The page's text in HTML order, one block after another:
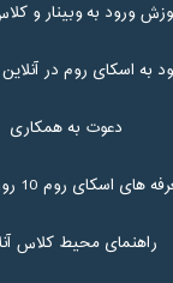
ورود به وبینار و
به اسکای روم در آنلاین
دعوت به همکاری
های اسکای روم 10 روز رایگان
راهنمای محیط کلاس